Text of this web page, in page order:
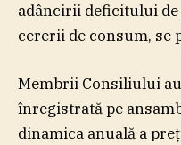
adâncirii deficitului
cererii de consum, se
Membrii Consiliului
înregistrată pe
dinamica anuală a